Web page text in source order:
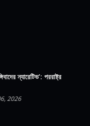
ন্যারেটিভ’: পররাষ্ট্র
2026